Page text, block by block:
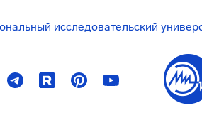
исследовательский